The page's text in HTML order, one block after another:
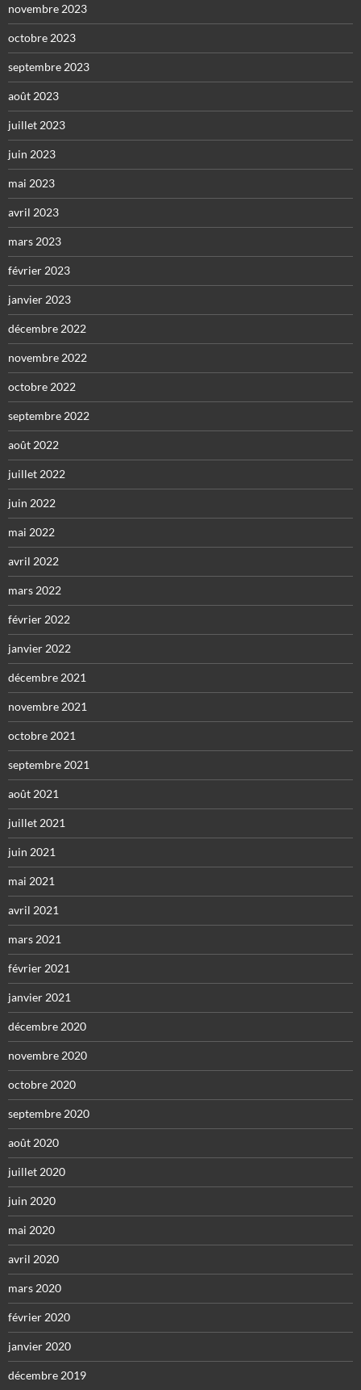
novembre 2023
octobre 2023
septembre 2023
août 2023
juillet 2023
juin 2023
mai 2023
avril 2023
mars 2023
février 2023
janvier 2023
décembre 2022
novembre 2022
octobre 2022
septembre 2022
août 2022
juillet 2022
juin 2022
mai 2022
avril 2022
mars 2022
février 2022
janvier 2022
décembre 2021
novembre 2021
octobre 2021
septembre 2021
août 2021
juillet 2021
juin 2021
mai 2021
avril 2021
mars 2021
février 2021
janvier 2021
décembre 2020
novembre 2020
octobre 2020
septembre 2020
août 2020
juillet 2020
juin 2020
mai 2020
avril 2020
mars 2020
février 2020
janvier 2020
décembre 2019